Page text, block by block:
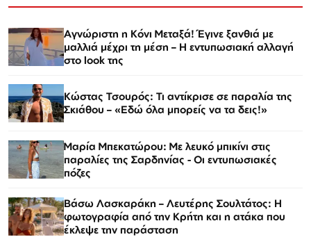
Αγνώριστη η Κόνι Μεταξά! Έγινε ξανθιά με
μαλλιά μέχρι τη μέση – Η εντυπωσιακή αλλαγή
στο look της
Κώστας Τσουρός: Τι αντίκρισε σε παραλία της
Σκιάθου – «Εδώ όλα μπορείς να τα δεις!»
Μαρία Μπεκατώρου: Με λευκό μπικίνι στις
παραλίες της Σαρδηνίας - Οι εντυπωσιακές
πόζες
Βάσω Λασκαράκη – Λευτέρης Σουλτάτος: Η
φωτογραφία από την Κρήτη και η ατάκα που
έκλεψε την παράσταση